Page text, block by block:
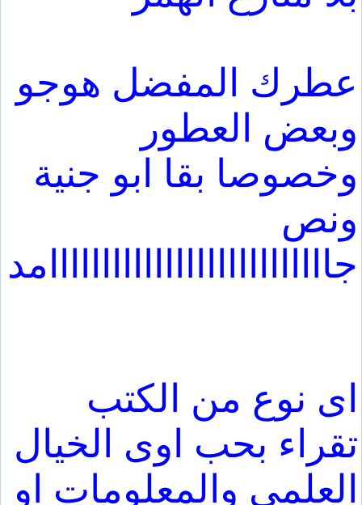
عطرك المفضل هوجو
وبعض العطور
وخصوصا بقا ابو جنية
ونص
جااااااااااااااااااااااااااامد
اى نوع من الكتب
تقراء بحب اوى الخيال
العلمى والمعلومات او